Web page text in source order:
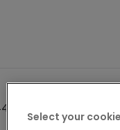
Produkte
Select your